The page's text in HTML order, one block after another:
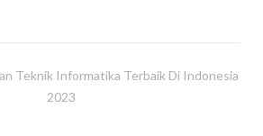
Teknik Informatika Terbaik Di Indonesia
2023